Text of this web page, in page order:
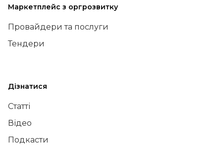
Маркетплейс з оргрозвитку
Провайдери та послуги
Тендери
Дізнатися
Статті
Відео
Подкасти